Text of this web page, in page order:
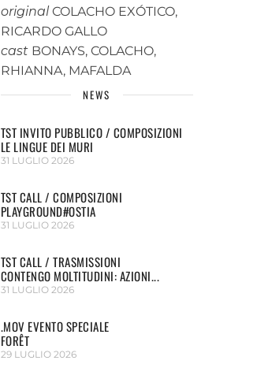
originalCOLACHO EXÓTICO,
RICARDO GALLO
cast BONAYS, COLACHO,
RHIANNA, MAFALDA
NEWS
TST INVITO PUBBLICO / COMPOSIZIONI
LE LINGUE DEI MURI
31 LUGLIO 2026
TST CALL / COMPOSIZIONI
PLAYGROUND#OSTIA
31 LUGLIO 2026
TST CALL / TRASMISSIONI
CONTENGO MOLTITUDINI: AZIONI...
31 LUGLIO 2026
.MOV EVENTO SPECIALE
FORÊT
29 LUGLIO 2026